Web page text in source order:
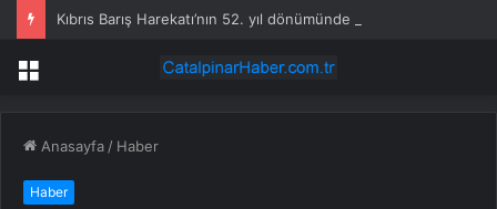
Menü
Anasayfa / Haber
Haber